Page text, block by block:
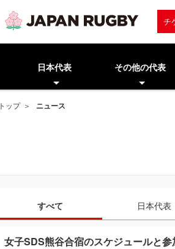
チ
日本代表 その他の代表
トップ ニュース
すべて 日本代表
女子SDS熊谷合宿のスケジュールと